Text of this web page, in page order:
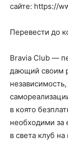
сайте: https://
Перевести до
Bravia Club —
дающий своим
в която
необходими за
в света клуб